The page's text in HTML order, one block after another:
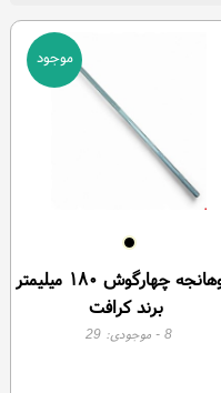
سوهانجه چهارگوش ۱۸۰ میلیمتر
برند کرافت
8- موجودی: 29
موجود